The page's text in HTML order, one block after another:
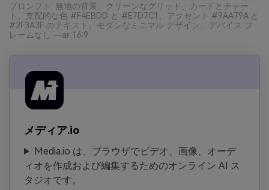
プロンプト: 無地の背景、クリーンなグリッド、カードとチャー
ト、支配的な色 #F4EBDD と #E7D7C1、アクセント #9AA79A と
#2F3A3F のテキスト、モダンなミニマル デザイン、デバイス フ
レームなし --ar 16:9
メディア.io
Media.io は、ブラウザでビデオ、画像、オーデ
ィオを作成および編集するためのオンライン AI ス
タジオです。